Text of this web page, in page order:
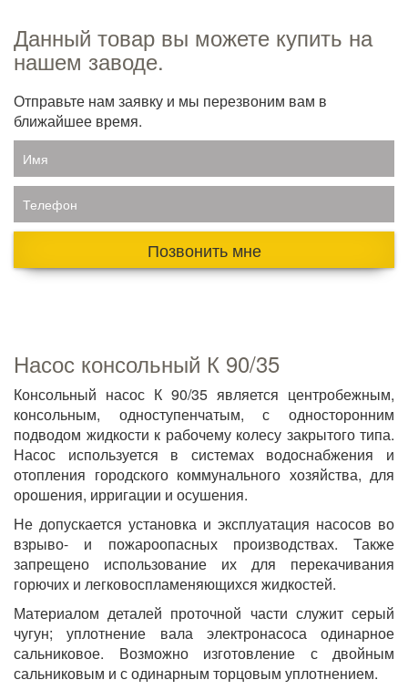
Данный товар вы можете купить на
нашем заводе.
Отправьте нам заявку и мы перезвоним вам в
ближайшее время.
Имя
Телефон
Позвонить мне
Насос консольный К 90/35
Консольный насос К 90/35 является центробежным,
консольным, одноступенчатым, с односторонним
подводом жидкости к рабочему колесу закрытого типа.
Насос используется в системах водоснабжения и
отопления городского коммунального хозяйства, для
орошения, ирригации и осушения.
Не допускается установка и эксплуатация насосов во
взрыво- и пожароопасных производствах. Также
запрещено использование их для перекачивания
горючих и легковоспламеняющихся жидкостей.
Материалом деталей проточной части служит серый
чугун; уплотнение вала электронасоса одинарное
сальниковое. Возможно изготовление с двойным
сальниковым и с одинарным торцовым уплотнением.